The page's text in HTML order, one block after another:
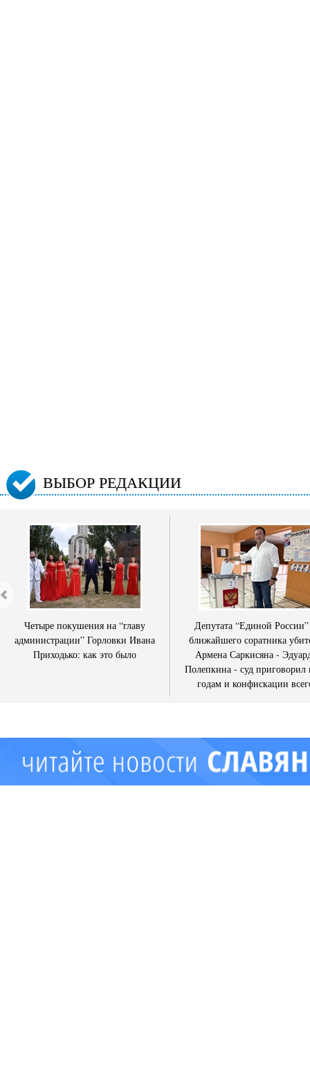
ВЫБОР РЕДАКЦИИ
Четыре покушения на “главу
администрации” Горловки Ивана
Приходько: как это было
Депутата “Единой
ближайшего соратника
Армена Саркисяна -
Полепкина - суд приговорил
годам и конфискации